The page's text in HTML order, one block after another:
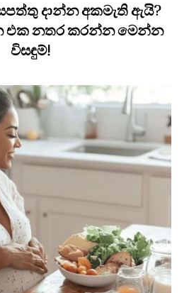
දාන්න අකමැති ඇයි?
එක නතර කරන්න මෙන්න
විසඳුම්!